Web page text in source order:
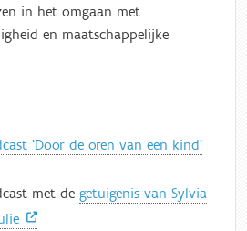
in het omgaan met
en maatschappelijke
'Door de oren van een kind'
met de getuigenis van Sylvia